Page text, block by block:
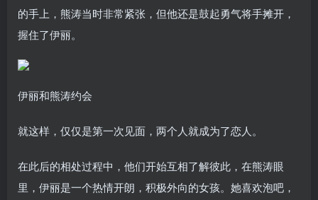
的手上，熊涛当时非常紧张，但他还是鼓起勇气将手摊开，
握住了伊丽。
伊丽和熊涛约会
就这样，仅仅是第一次见面，两个人就成为了恋人。
在此后的相处过程中，他们开始互相了解彼此，在熊涛眼
里，伊丽是一个热情开朗，积极外向的女孩。她喜欢泡吧，